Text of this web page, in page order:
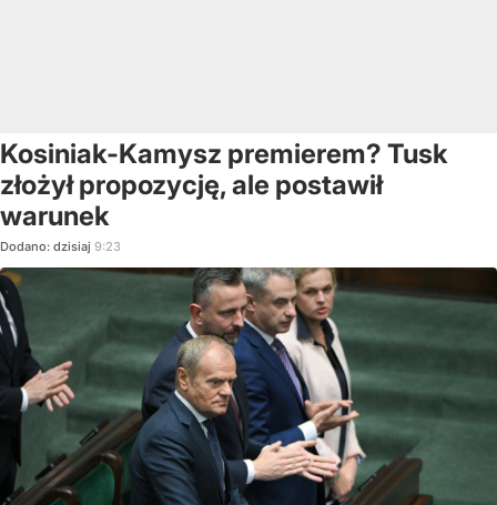
Kosiniak-Kamysz premierem? Tusk
złożył propozycję, ale postawił
warunek
Dodano: dzisiaj 9:23